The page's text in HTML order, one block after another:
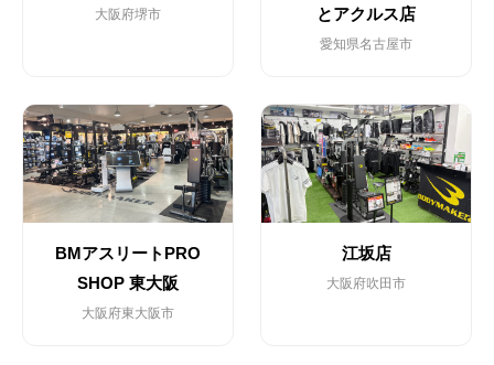
大阪府堺市
とアクルス店
愛知県名古屋市
BMアスリートPRO
SHOP 東大阪
大阪府東大阪市
江坂店
大阪府吹田市